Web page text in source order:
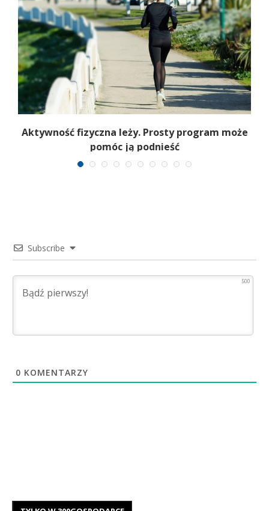
Aktywność fizyczna leży. Prosty program może
pomóc ją podnieść
Subscribe
500
0 KOMENTARZY